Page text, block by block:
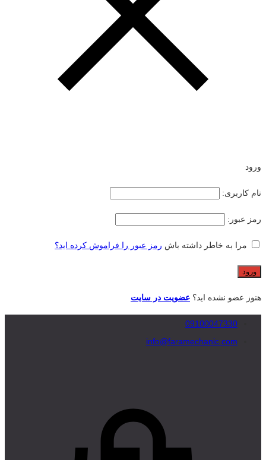
ورود
نام کاربری:
رمز عبور:
مرا به خاطر داشته باش رمز عبور را فراموش کرده اید؟
هنوز عضو نشده اید؟ عضویت در سایت
09100047330
info@faramechanic.com